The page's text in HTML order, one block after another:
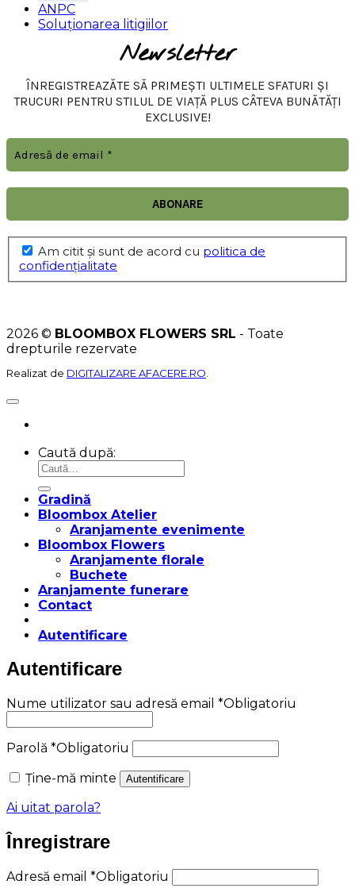
ANPC
Soluționarea litigiilor
Newsletter
ÎNREGISTREAZĂTE SĂ PRIMEȘTI ULTIMELE SFATURI ȘI
TRUCURI PENTRU STILUL DE VIAȚĂ PLUS CÂTEVA BUNĂTĂȚI
EXCLUSIVE!
Am citit şi sunt de acord cu politica de
confidențialitate
2026 © BLOOMBOX FLOWERS SRL - Toate
drepturile rezervate
Realizat de DIGITALIZARE AFACERE.RO
Caută după:
Gradină
Bloombox Atelier
Aranjamente evenimente
Bloombox Flowers
Aranjamente florale
Buchete
Aranjamente funerare
Contact
Autentificare
Autentificare
Nume utilizator sau adresă email *Obligatoriu
Parolă *Obligatoriu
Ține-mă minte
Autentificare
Ai uitat parola?
Înregistrare
Adresă email *Obligatoriu